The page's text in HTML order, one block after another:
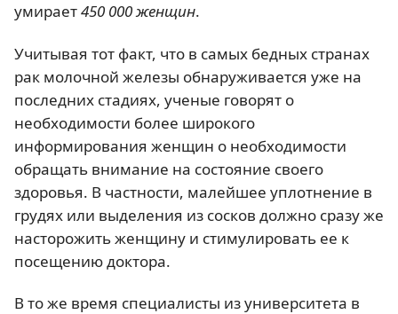
умирает450 000 женщин.
Учитывая тот факт, что в самых бедных странах
рак молочной железы обнаруживается уже на
последних стадиях, ученые говорят о
необходимости более широкого
информирования женщин о необходимости
обращать внимание на состояние своего
здоровья. В частности, малейшее уплотнение в
грудях или выделения из сосков должно сразу же
насторожить женщину и стимулировать ее к
посещению доктора.
В то же время специалисты из университета в